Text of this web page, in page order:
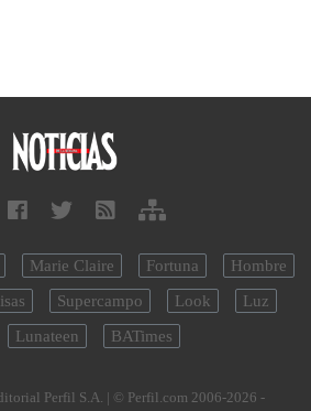
Marie Claire Fortuna
Hombre
Supercampo Look
Luz
Lunateen BATimes
Perfil S.A. | © Perfil.com 2006-2026 -